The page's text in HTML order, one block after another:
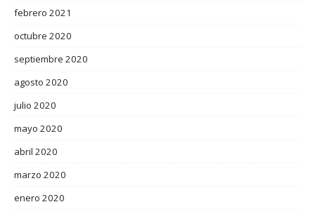
febrero 2021
octubre 2020
septiembre 2020
agosto 2020
julio 2020
mayo 2020
abril 2020
marzo 2020
enero 2020